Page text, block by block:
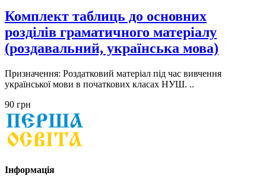
Комплект таблиць до основних
розділів граматичного матеріалу
(роздавальний, українська мова)
Призначення: Роздатковий матеріал під час вивчення
української мови в початкових класах НУШ. ..
90 грн
Інформація